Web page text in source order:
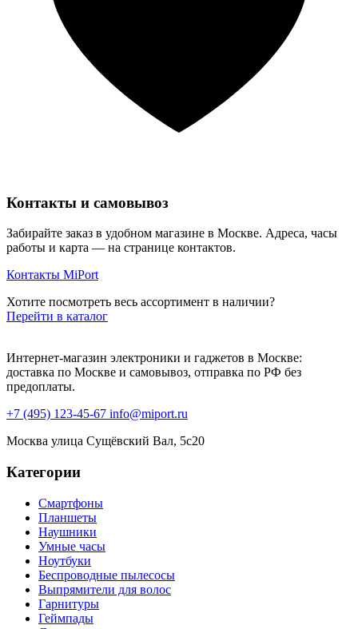
Контакты и самовывоз
Забирайте заказ в удобном магазине в Москве. Адреса, часы
работы и карта — на странице контактов.
Контакты MiPort
Хотите посмотреть весь ассортимент в наличии?
Перейти в каталог
Интернет-магазин электроники и гаджетов в Москве:
доставка по Москве и самовывоз, отправка по РФ без
предоплаты.
+7 (495) 123-45-67 info@miport.ru
Москва улица Сущёвский Вал, 5с20
Категории
Смартфоны
Планшеты
Наушники
Умные часы
Ноутбуки
Беспроводные пылесосы
Выпрямители для волос
Гарнитуры
Геймпады